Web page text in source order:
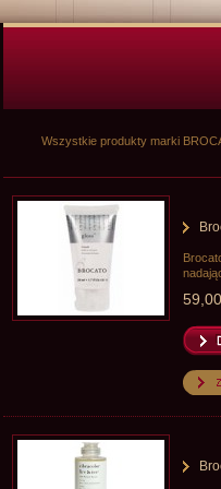
Wszystkie produkty marki